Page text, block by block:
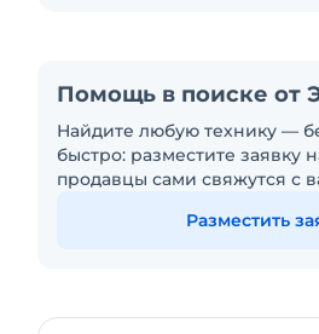
Помощь в поиске от
Найдите любую технику —
быстро: разместите заявку
продавцы сами свяжутся с
Разместить